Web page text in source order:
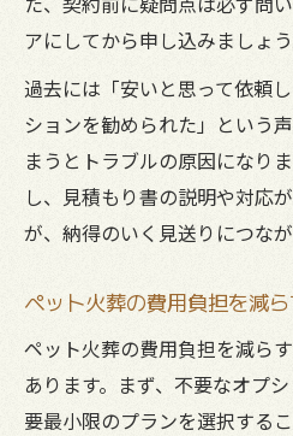
アにしてから申し込みましょう
過去には「安いと思って依頼
ションを勧められた」という
まうとトラブルの原因になり
し、見積もり書の説明や対応
が、納得のいく見送りにつなが
ペット火葬の費用負担を減
ペット火葬の費用負担を減ら
あります。まず、不要なオプ
要最小限のプランを選択する